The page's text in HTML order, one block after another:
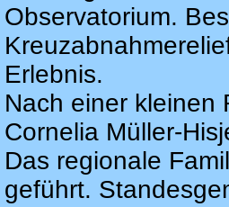
Observatorium.
Erlebnis.
Nach einer kleinen
Cornelia Müller-
Das regionale
geführt.